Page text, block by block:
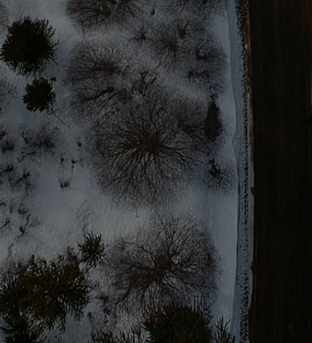
AHORRO EN PEAJE
Eje simple, pagas como automóvil.
CAMARA RETROCESO
Cuenta con cámara de retroceso.
LICENCIA CLASE B
Apta para conducir con la licencia Clase B.